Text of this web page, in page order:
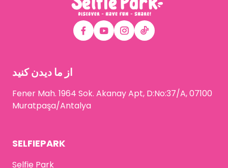
از ما دیدن کنید
Fener Mah. 1964 Sok. Akanay Apt, D:No:37/A, 07100
Muratpaşa/Antalya
SELFIEPARK
Selfie Park